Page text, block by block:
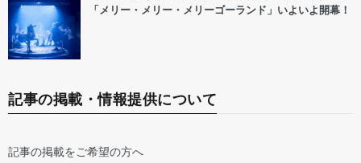
「メリー・メリー・メリーゴーランド」いよいよ開幕！
記事の掲載・情報提供について
記事の掲載をご希望の方へ